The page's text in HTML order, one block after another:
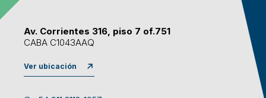
Av. Corrientes 316, piso 7 of.751
CABA C1043AAQ
Ver ubicación